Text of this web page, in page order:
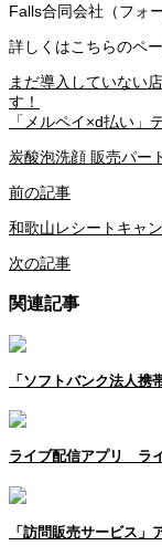
Falls合同会社（フォ
詳しくはこちらのペ
まだ導入していない
す！
「メルペイ×d払い」
炭酸泡洗顔 販売パー
前の記事
和歌山レシートキャ
次の記事
関連記事
「ソフトバンク法人携
ライブ配信アプリ ラ
「訪問販売サービス」